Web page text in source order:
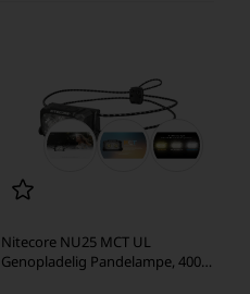
Nitecore NU25 MCT UL
Genopladelig Pandelampe, 400